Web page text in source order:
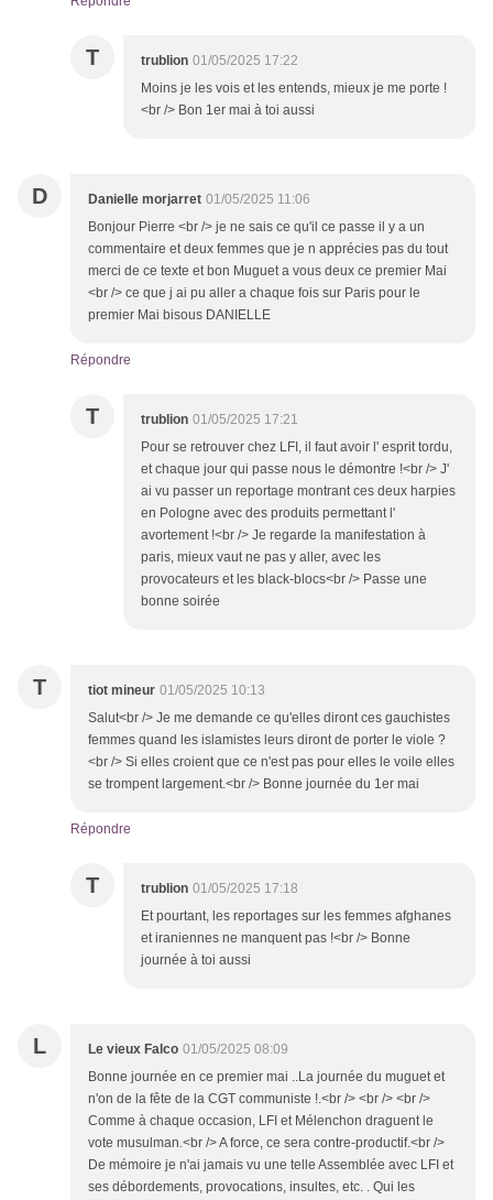
T trublion 01/05/2025 17:22
Moins je les vois et les entends, mieux je me porte !
<br /> Bon 1er mai à toi aussi
D Danielle morjarret 01/05/2025 11:06
Bonjour Pierre <br /> je ne sais ce qu'il ce passe il y a un
commentaire et deux femmes que je n apprécies pas du tout
merci de ce texte et bon Muguet a vous deux ce premier Mai
<br /> ce que j ai pu aller a chaque fois sur Paris pour le
premier Mai bisous DANIELLE
Répondre
T trublion 01/05/2025 17:21
Pour se retrouver chez LFI, il faut avoir l' esprit tordu,
et chaque jour qui passe nous le démontre !<br /> J'
ai vu passer un reportage montrant ces deux harpies
en Pologne avec des produits permettant l'
avortement !<br /> Je regarde la manifestation à
paris, mieux vaut ne pas y aller, avec les
provocateurs et les black-blocs<br /> Passe une
bonne soirée
T tiot mineur 01/05/2025 10:13
Salut<br /> Je me demande ce qu'elles diront ces gauchistes
femmes quand les islamistes leurs diront de porter le viole ?
<br /> Si elles croient que ce n'est pas pour elles le voile elles
se trompent largement.<br /> Bonne journée du 1er mai
Répondre
T trublion 01/05/2025 17:18
Et pourtant, les reportages sur les femmes afghanes
et iraniennes ne manquent pas !<br /> Bonne
journée à toi aussi
L Le vieux Falco 01/05/2025 08:09
Bonne journée en ce premier mai ..La journée du muguet et
n'on de la fête de la CGT communiste !.<br /> <br /> <br />
Comme à chaque occasion, LFI et Mélenchon draguent le
vote musulman.<br /> A force, ce sera contre-productif.<br />
De mémoire je n'ai jamais vu une telle Assemblée avec LFI et
ses débordements, provocations, insultes, etc. . Qui les